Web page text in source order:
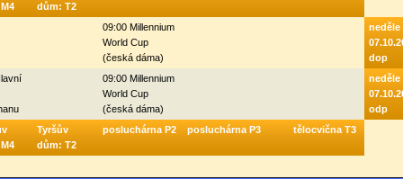
dům: T2
09:00 Millennium
World Cup
(česká dáma)
neděle
dop
09:00 Millennium
World Cup
(česká dáma)
neděle
odp
Tyršův
dům: T2
posluchárna P2 posluchárna P3 tělocvična T3